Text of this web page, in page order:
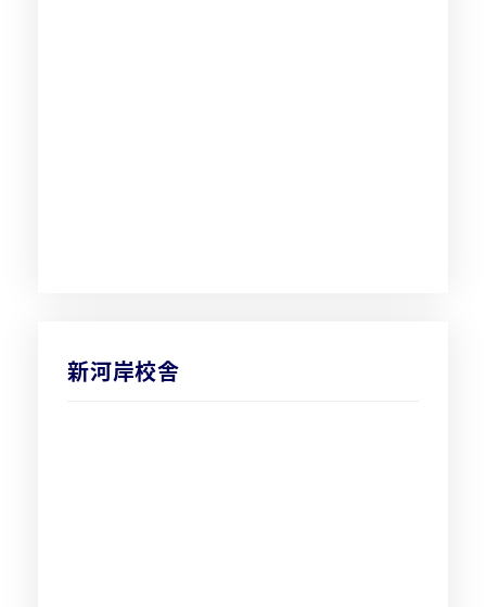
新河岸校舎